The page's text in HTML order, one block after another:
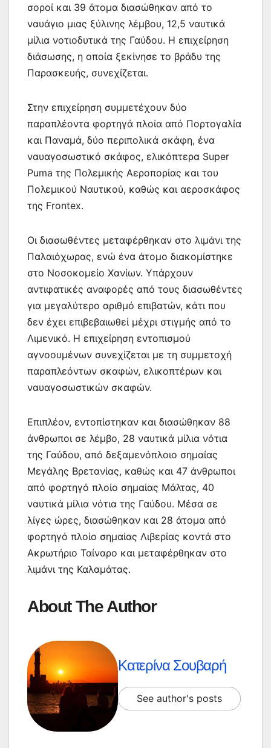
σοροί και 39 άτομα διασώθηκαν από το
ναυάγιο μιας ξύλινης λέμβου, 12,5 ναυτικά
μίλια νοτιοδυτικά της Γαύδου. Η επιχείρηση
διάσωσης, η οποία ξεκίνησε το βράδυ της
Παρασκευής, συνεχίζεται.
Στην επιχείρηση συμμετέχουν δύο
παραπλέοντα φορτηγά πλοία από Πορτογαλία
και Παναμά, δύο περιπολικά σκάφη, ένα
ναυαγοσωστικό σκάφος, ελικόπτερα Super
Puma της Πολεμικής Αεροπορίας και του
Πολεμικού Ναυτικού, καθώς και αεροσκάφος
της Frontex.
Οι διασωθέντες μεταφέρθηκαν στο λιμάνι της
Παλαιόχωρας, ενώ ένα άτομο διακομίστηκε
στο Νοσοκομείο Χανίων. Υπάρχουν
αντιφατικές αναφορές από τους διασωθέντες
για μεγαλύτερο αριθμό επιβατών, κάτι που
δεν έχει επιβεβαιωθεί μέχρι στιγμής από το
Λιμενικό. Η επιχείρηση εντοπισμού
αγνοουμένων συνεχίζεται με τη συμμετοχή
παραπλεόντων σκαφών, ελικοπτέρων και
ναυαγοσωστικών σκαφών.
Επιπλέον, εντοπίστηκαν και διασώθηκαν 88
άνθρωποι σε λέμβο, 28 ναυτικά μίλια νότια
της Γαύδου, από δεξαμενόπλοιο σημαίας
Μεγάλης Βρετανίας, καθώς και 47 άνθρωποι
από φορτηγό πλοίο σημαίας Μάλτας, 40
ναυτικά μίλια νότια της Γαύδου. Μέσα σε
λίγες ώρες, διασώθηκαν και 28 άτομα από
φορτηγό πλοίο σημαίας Λιβερίας κοντά στο
Ακρωτήριο Ταίναρο και μεταφέρθηκαν στο
λιμάνι της Καλαμάτας.
About The Author
Κατερίνα Σουβαρή
See author's posts